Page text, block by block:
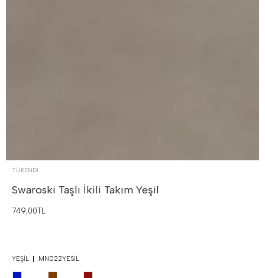
TÜKENDI
Swaroski Taşlı İkili Takım Yeşil
749,00TL
YEŞIL MN022YESIL